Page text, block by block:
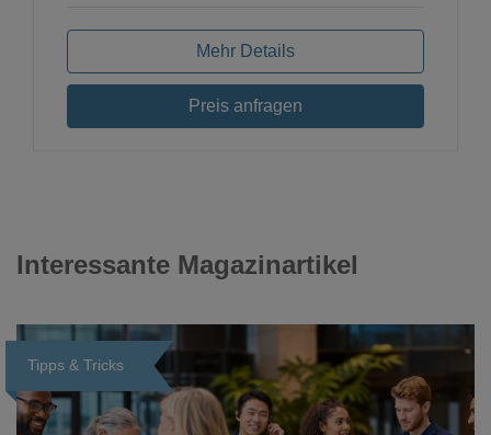
Mehr Details
Preis anfragen
Interessante Magazinartikel
Tipps & Tricks